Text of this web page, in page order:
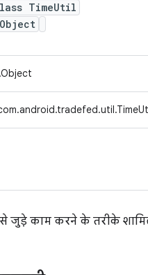
TimeUtil
जुड़े काम करने के तरीके